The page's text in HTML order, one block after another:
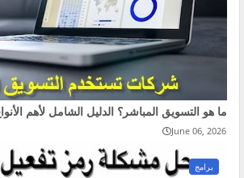
ما هو التسويق المباشر؟ الدليل الشامل لأهم
June 06, 2026
برامج